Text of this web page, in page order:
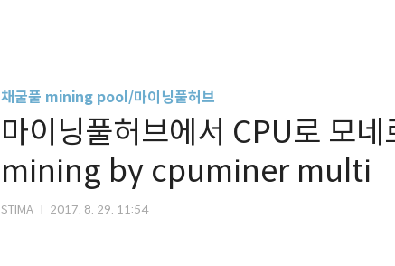
채굴풀 mining pool/마이닝풀허브
마이닝풀허브에서 CPU로 모
mining by cpuminer multi
STIMA 2017. 8. 29. 11:54